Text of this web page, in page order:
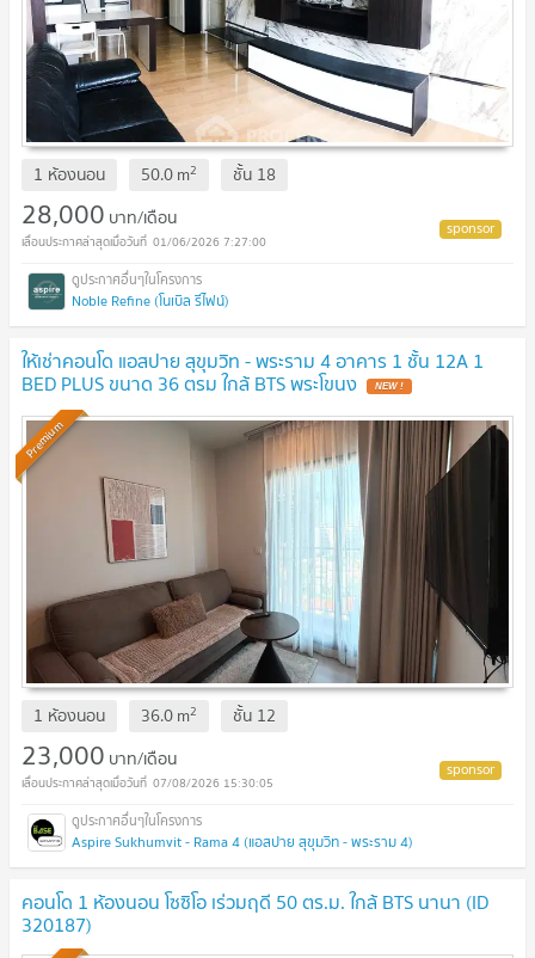
1 ห้องนอน 50.0m2 ชั้น 18
28,000 บาท/เดือน
01/06/2026 7:27:00
Noble Refine (โนเบิล รีไฟน์)
ให้เช่าคอนโด แอสปาย สุขุมวิท - พระราม 4 อาคาร 1 ชั้น 12A 1
BED PLUS ขนาด 36 ตรม ใกล้ BTS พระโขนง NEW !
Premium
1 ห้องนอน 36.0m2 ชั้น 12
23,000 บาท/เดือน
07/08/2026 15:30:05
Aspire Sukhumvit - Rama 4 (แอสปาย สุขุมวิท - พระราม 4)
คอนโด 1 ห้องนอน โซซิโอ เร่วมฤดี 50 ตร.ม. ใกล้ BTS นานา (ID
320187)